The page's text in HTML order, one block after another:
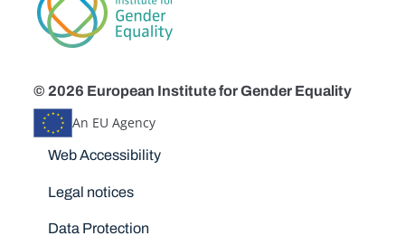
© 2026 European Institute for Gender Equality
An EU Agency
Disclaimers
Web Accessibility
Legal notices
Data Protection